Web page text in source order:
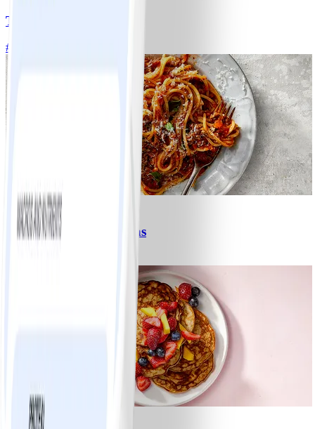
Tacos
#
Spagetti med köttfärssås